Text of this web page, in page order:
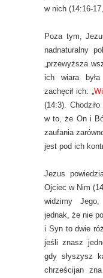
w nich (14:16-
Poza tym,
nadnaturalny
„przewyższa
ich wiara
zachęcił ich: „
(14:3).
w to, że On i
zaufania
jest pod ich
Jezus
Ojciec w Nim
widzimy
jednak, że nie
i Syn to dwie
jeśli znasz
gdy słyszysz
chrześcijan